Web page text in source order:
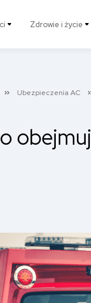
Zdrowie i życie
Ubezpieczenia AC